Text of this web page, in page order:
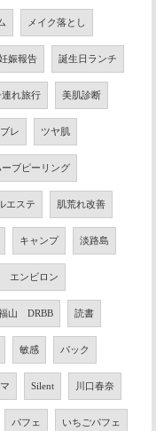
メイク落とし
娠報告 誕生日ランチ
連れ旅行 美肌診断
レ ツヤ肌
ブピーリング
エステ 肌荒れ改善
キャンプ 淡路島
エンビロン
山 DRBB 読書
敏感 パック
Silent 川口春奈
パフェ いちごパフェ